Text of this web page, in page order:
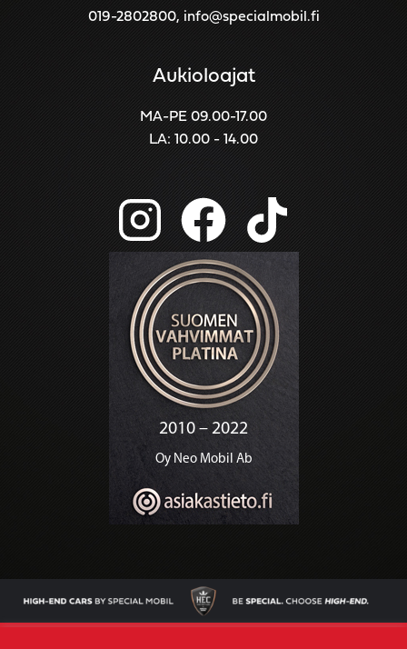
019-2802800, info@specialmobil.fi
Aukioloajat
MA-PE 09.00-17.00
LA: 10.00 - 14.00